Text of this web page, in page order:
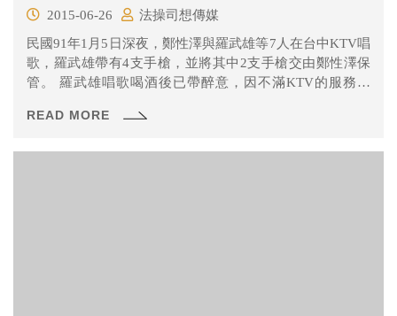
2015-06-26
法操司想傳媒
民國91年1月5日深夜，鄭性澤與羅武雄等7人在台中KTV唱
歌，羅武雄帶有4支手槍，並將其中2支手槍交由鄭性澤保
管。 羅武雄唱歌喝酒後已帶醉意，因不滿KTV的服務態
聲便打電話報警。 警察獲報趕到現場進行攻堅，員警蘇憲
READ MORE